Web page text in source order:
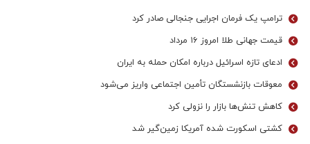
ترامپ یک فرمان اجرایی جنجالی صادر کرد
قیمت جهانی طلا امروز ۱۶ مرداد
ادعای تازه اسرائیل درباره امکان حمله به ایران
معوقات بازنشستگان تأمین اجتماعی واریز می‌شود
کاهش تنش‌ها بازار را نزولی کرد
کشتی اسکورت شده آمریکا زمین‌گیر شد